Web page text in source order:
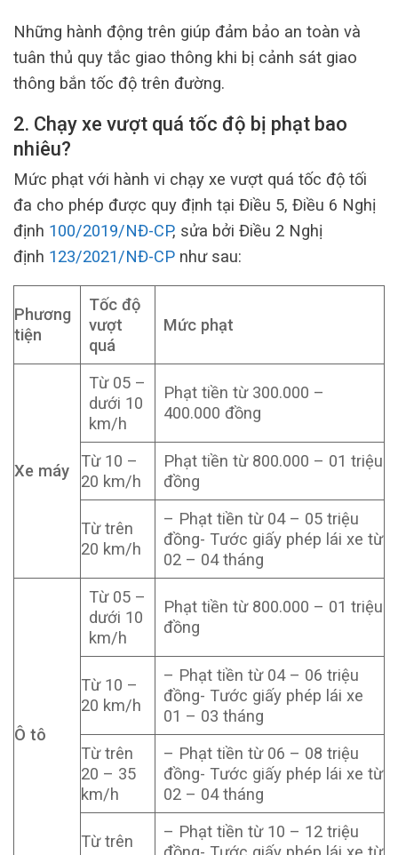
Những hành động trên giúp đảm bảo an toàn và
tuân thủ quy tắc giao thông khi bị cảnh sát giao
thông bắn tốc độ trên đường.
2. Chạy xe vượt quá tốc độ bị phạt bao
nhiêu?
Mức phạt với hành vi chạy xe vượt quá tốc độ tối
đa cho phép được quy định tại Điều 5, Điều 6 Nghị
định 100/2019/NĐ-CP, sửa bởi Điều 2 Nghị
định 123/2021/NĐ-CP như sau:
Phương
tiện
Tốc độ
vượt
quá
Mức phạt
Xe máy
Từ 05 –
dưới 10
km/h
Phạt tiền từ 300.000 –
400.000 đồng
Từ 10 –
20 km/h
Phạt tiền từ 800.000 – 01 triệu
đồng
Từ trên
20 km/h
– Phạt tiền từ 04 – 05 triệu
đồng- Tước giấy phép lái xe từ
02 – 04 tháng
Ô tô
Từ 05 –
dưới 10
km/h
Phạt tiền từ 800.000 – 01 triệu
đồng
Từ 10 –
20 km/h
– Phạt tiền từ 04 – 06 triệu
đồng- Tước giấy phép lái xe
01 – 03 tháng
Từ trên
20 – 35
km/h
– Phạt tiền từ 06 – 08 triệu
đồng- Tước giấy phép lái xe từ
02 – 04 tháng
Từ trên
– Phạt tiền từ 10 – 12 triệu